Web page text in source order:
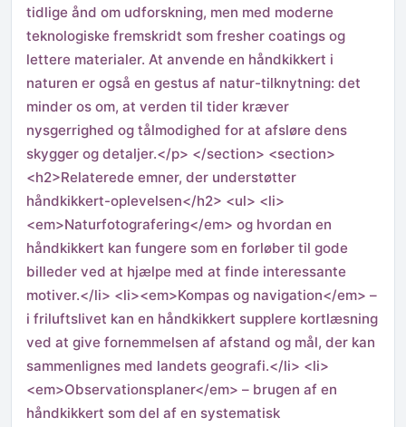
tidlige ånd om udforskning, men med moderne
teknologiske fremskridt som fresher coatings og
lettere materialer. At anvende en håndkikkert i
naturen er også en gestus af natur-tilknytning: det
minder os om, at verden til tider kræver
nysgerrighed og tålmodighed for at afsløre dens
skygger og detaljer.</p> </section> <section>
<h2>Relaterede emner, der understøtter
håndkikkert-oplevelsen</h2> <ul> <li>
<em>Naturfotografering</em> og hvordan en
håndkikkert kan fungere som en forløber til gode
billeder ved at hjælpe med at finde interessante
motiver.</li> <li><em>Kompas og navigation</em> –
i friluftslivet kan en håndkikkert supplere kortlæsning
ved at give fornemmelsen af afstand og mål, der kan
sammenlignes med landets geografi.</li> <li>
<em>Observationsplaner</em> – brugen af en
håndkikkert som del af en systematisk